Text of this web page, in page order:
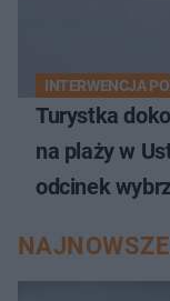
INTERWENCJA
Turystka
na plaży w
odcinek